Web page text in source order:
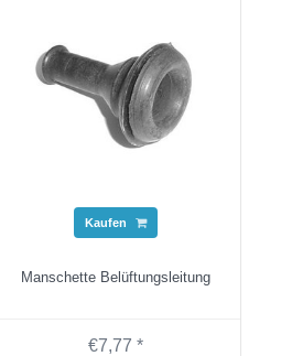
Kaufen
Manschette Belüftungsleitung
€7,77 *